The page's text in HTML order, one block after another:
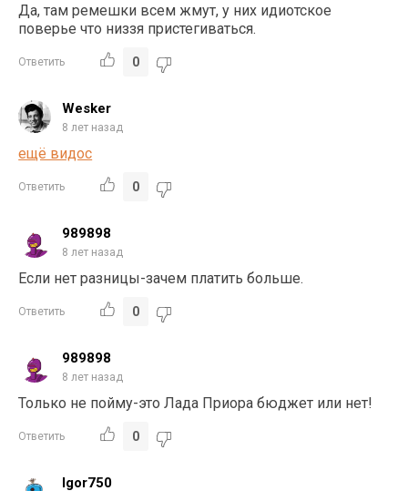
Да, там ремешки всем жмут, у них идиотское
поверье что низзя пристегиваться.
Ответить 0
Wesker
8 лет назад
ещё видос
Ответить 0
989898
8 лет назад
Если нет разницы-зачем платить больше.
Ответить 0
989898
8 лет назад
Только не пойму-это Лада Приора бюджет или нет!
Ответить 0
Igor750